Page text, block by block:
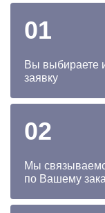
01
Вы выбираете
заявку
02
Мы
по Вашему